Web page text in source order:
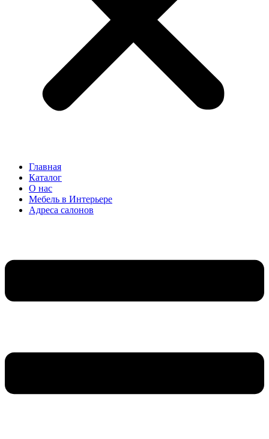
Главная
Каталог
О нас
Мебель в Интерьере
Адреса салонов